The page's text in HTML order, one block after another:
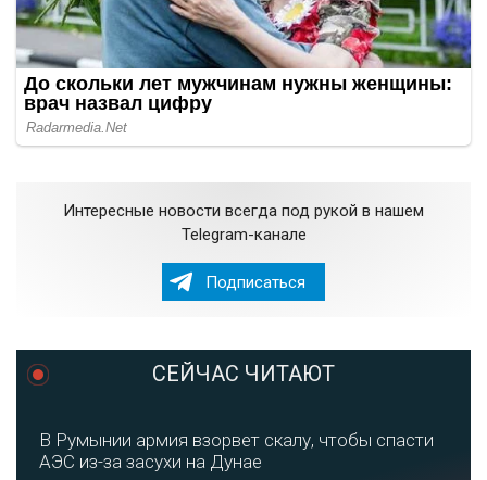
Интересные новости всегда под рукой в нашем
Telegram-канале
Подписаться
СЕЙЧАС ЧИТАЮТ
В Румынии армия взорвет скалу, чтобы спасти
АЭС из-за засухи на Дунае